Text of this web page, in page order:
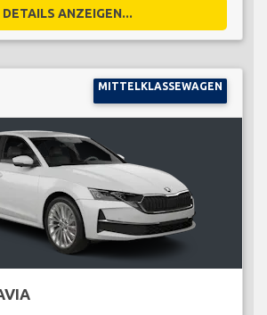
DETAILS ANZEIGEN...
MITTELKLASSEWAGEN